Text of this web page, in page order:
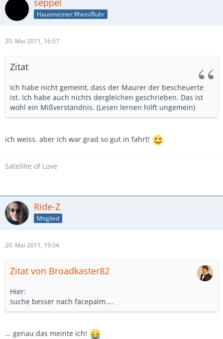
seppel
Hausmeister Rhein/Ruhr
20. Mai 2011, 16:57
Zitat
Ich habe nicht gemeint, dass der Maurer der bescheuerte
ist. Ich habe auch nichts dergleichen geschrieben. Das ist
wohl ein Mißverständnis. (Lesen lernen hilft ungemein)
ich weiss. aber ich war grad so gut in fahrt!
Satellite of Love
Ride-Z
Mitglied
20. Mai 2011, 19:54
Zitat von Broadkaster82
Hier:
suche besser nach facepalm....
... genau das meinte ich!